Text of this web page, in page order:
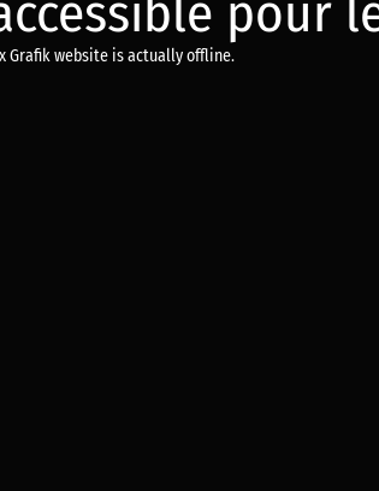
Grafik website is actually offline.